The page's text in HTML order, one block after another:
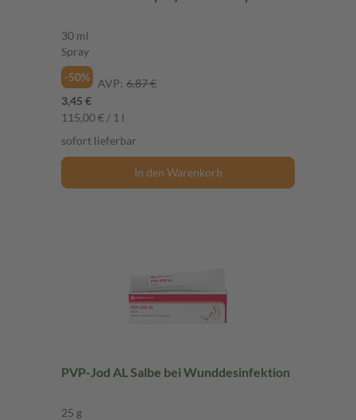
30 ml
Spray
-50%
AVP: 6,87 €
3,45 €
115,00 € / 1 l
sofort lieferbar
In den Warenkorb
PVP-Jod AL Salbe bei Wunddesinfektion
25 g